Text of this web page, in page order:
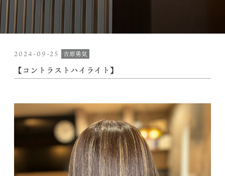
2024-09-25 吉原勇気
【コントラストハイライト】